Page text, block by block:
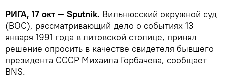
РИГА, 17 окт — Sputnik. Вильнюсский окружной суд
(ВОС), рассматривающий дело о событиях 13
января 1991 года в литовской столице, принял
решение опросить в качестве свидетеля бывшего
президента СССР Михаила Горбачева, сообщает
BNS.